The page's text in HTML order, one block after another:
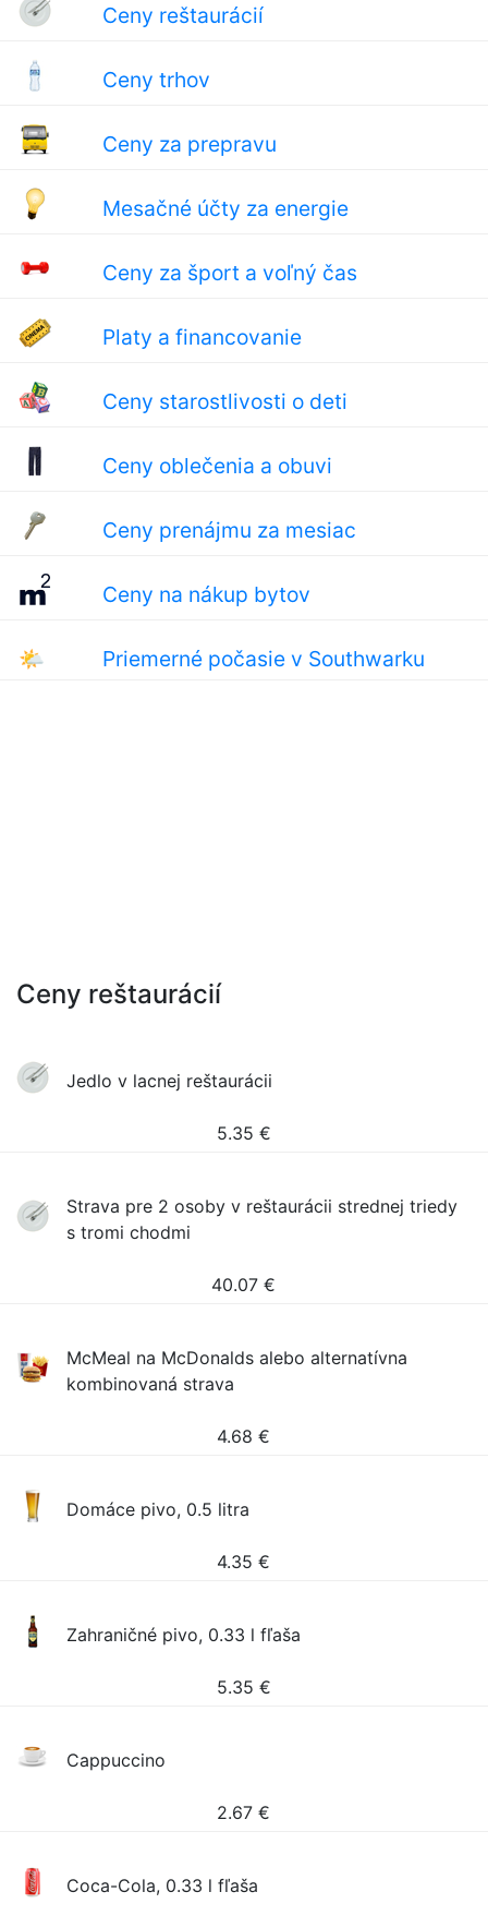
Ceny reštaurácií
Ceny trhov
Ceny za prepravu
Mesačné účty za energie
Ceny za šport a voľný čas
Platy a financovanie
Ceny starostlivosti o deti
Ceny oblečenia a obuvi
Ceny prenájmu za mesiac
Ceny na nákup bytov
🌤 Priemerné počasie v Southwarku
Ceny reštaurácií
Jedlo v lacnej reštaurácii
5.35 €
Strava pre 2 osoby v reštaurácii strednej triedy
s tromi chodmi
40.07 €
McMeal na McDonalds alebo alternatívna
kombinovaná strava
4.68 €
Domáce pivo, 0.5 litra
4.35 €
Zahraničné pivo, 0.33 l fľaša
5.35 €
Cappuccino
2.67 €
Coca-Cola, 0.33 l fľaša